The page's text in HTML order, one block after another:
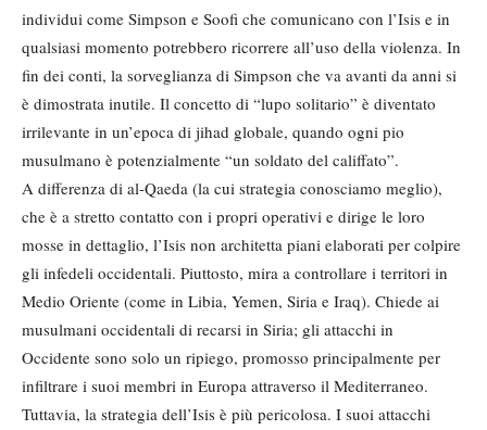
individui come Simpson e Soofi che comunicano con l’Isis e in
qualsiasi momento potrebbero ricorrere all’uso della violenza. In
fin dei conti, la sorveglianza di Simpson che va avanti da anni si
è dimostrata inutile. Il concetto di “lupo solitario” è diventato
irrilevante in un’epoca di jihad globale, quando ogni pio
musulmano è potenzialmente “un soldato del califfato”.
A differenza di al-Qaeda (la cui strategia conosciamo meglio),
che è a stretto contatto con i propri operativi e dirige le loro
mosse in dettaglio, l’Isis non architetta piani elaborati per colpire
gli infedeli occidentali. Piuttosto, mira a controllare i territori in
Medio Oriente (come in Libia, Yemen, Siria e Iraq). Chiede ai
musulmani occidentali di recarsi in Siria; gli attacchi in
Occidente sono solo un ripiego, promosso principalmente per
infiltrare i suoi membri in Europa attraverso il Mediterraneo.
Tuttavia, la strategia dell’Isis è più pericolosa. I suoi attacchi